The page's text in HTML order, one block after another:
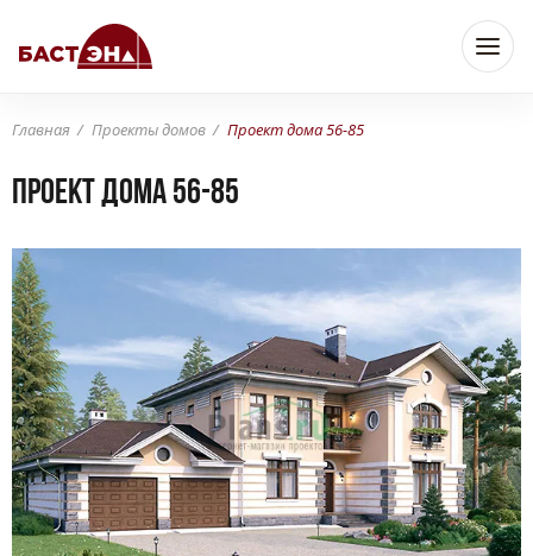
Главная Проекты домов Проект дома 56-85
Проект дома 56-85